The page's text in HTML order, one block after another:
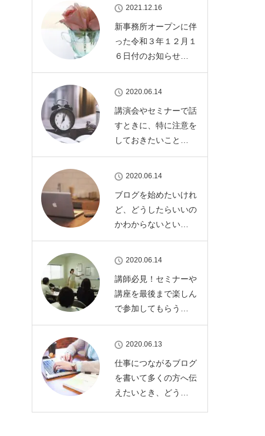
2021.12.16
新事務所オープンに伴
った令和３年１２月１
６日付のお知らせ…
2020.06.14
講演会やセミナーで話
すときに、特に注意を
しておきたいこと…
2020.06.14
ブログを始めたいけれ
ど、どうしたらいいの
かわからないとい…
2020.06.14
講師必見！セミナーや
講座を最後まで楽しん
で参加してもらう…
2020.06.13
仕事につながるブログ
を書いて多くの方へ伝
えたいとき、どう…